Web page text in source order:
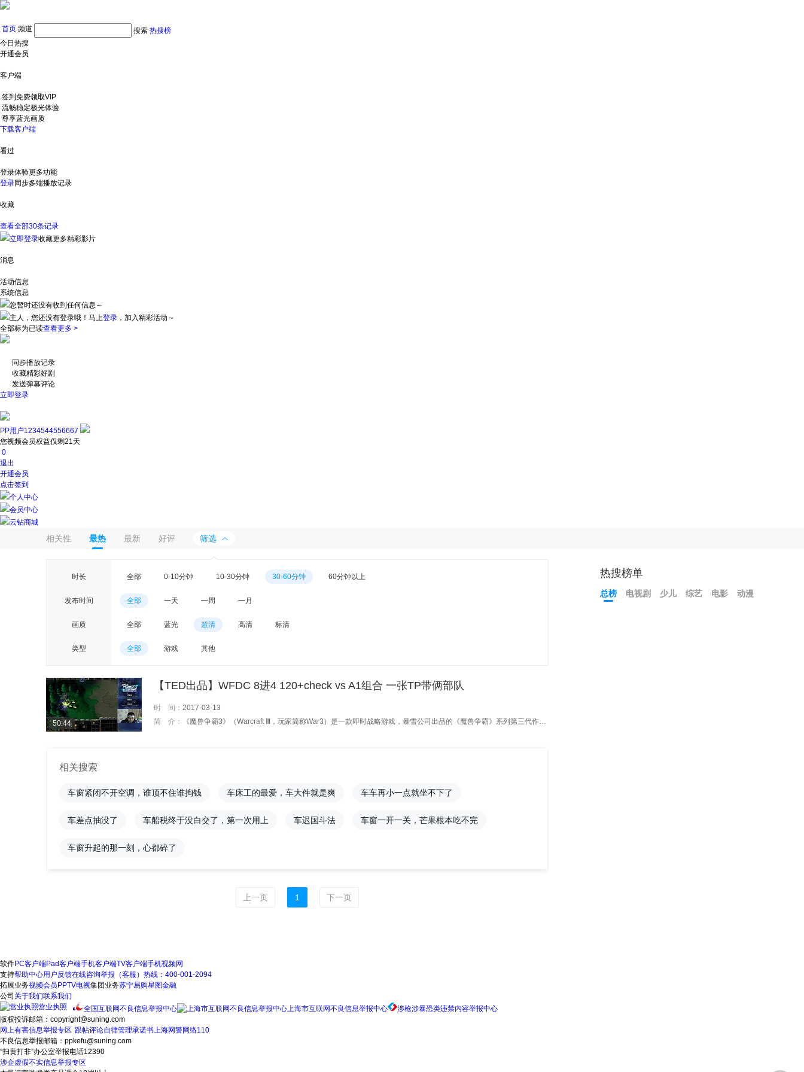
首页 频道 搜索 热搜榜
今日热搜
开通会员
客户端
签到免费领取VIP
流畅稳定极光体验
尊享蓝光画质
下载客户端
看过
登录体验更多功能
登录同步多端播放记录
收藏
查看全部30条记录
立即登录收藏更多精彩影片
消息
活动信息
系统信息
您暂时还没有收到任何信息～
主人，您还没有登录哦！ 马上登录 ，加入精彩活动～
全部标为已读查看更多 >
同步播放记录
收藏精彩好剧
发送弹幕评论
立即登录
PP用户1234544556667
您视频会员权益仅剩21天
0
退出
开通会员
点击签到
个人中心
会员中心
云钻商城
相关性 最热 最新 好评 筛选
时长 全部 0-10分钟 10-30分钟 30-60分钟 60分钟以上
发布时间 全部 一天 一周 一月
画质 全部 蓝光 超清 高清 标清
类型 全部 游戏 其他
50:44
【TED出品】WFDC 8进4 120+check vs A1组合 一张TP带俩部队
时 间： 2017-03-13
简 介：
《魔兽争霸3》（Warcraft Ⅲ，玩家简称War3）是一款即时战略游戏，暴雪公司出品的《魔兽争霸》系列第三代作品，于2002年正式发行，从发布至今已历经了从v1.00到v1.23共22个版本。
相关搜索
车窗紧闭不开空调，谁顶不住谁掏钱 车床工的最爱，车大件就是爽 车车再小一点就坐不下了
车差点抽没了 车船税终于没白交了，第一次用上 车迟国斗法 车窗一开一关，芒果根本吃不完
车窗升起的那一刻，心都碎了
上一页 1 下一页
热搜榜单
总榜 电视剧 少儿 综艺 电影 动漫
软件PC客户端Pad客户端手机客户端TV客户端手机视频网
支持帮助中心用户反馈在线咨询举报（客服）热线：400-001-2094
拓展业务视频会员 PPTV电视集团业务苏宁易购星图金融
公司 关于我们联系我们
全国互联网不良信息举报中心
上海市互联网不良信息举报中心 涉枪涉暴恐类违禁内容举报中心
营业执照
版权投诉邮箱：copyright@suning.com
跟帖评论自律管理承诺书
网上有害信息举报专区
上海网警网络110
不良信息举报邮箱：ppkefu@suning.com
“扫黄打非”办公室举报电话12390
涉企虚假不实信息举报专区